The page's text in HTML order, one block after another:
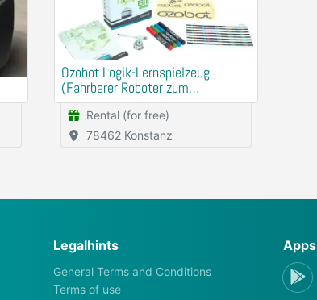
Ozobot Logik-Lernspielzeug
(Fahrbarer Roboter zum
Programmieren ohne Computer)
Rental (for free)
78462 Konstanz
Legalhints
General Terms and Conditions
Terms of use
Apps